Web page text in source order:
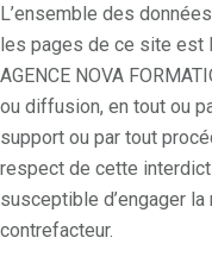
L’ensemble des
les pages de ce site est
AGENCE NOVA
ou diffusion, en tout ou
support ou par tout
respect de cette
susceptible d’engager
contrefacteur.